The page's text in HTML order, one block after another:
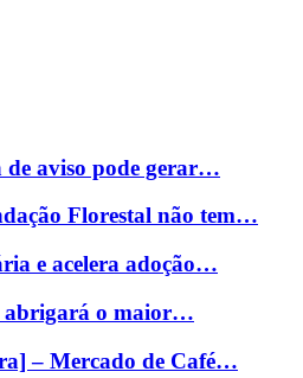
de aviso pode gerar…
Florestal não tem…
e acelera adoção…
abrigará o maior…
– Mercado de Café…